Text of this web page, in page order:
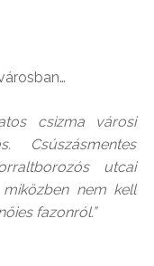
csizma városi
Csúszásmentes
utcai
nem kell
fazonról.”